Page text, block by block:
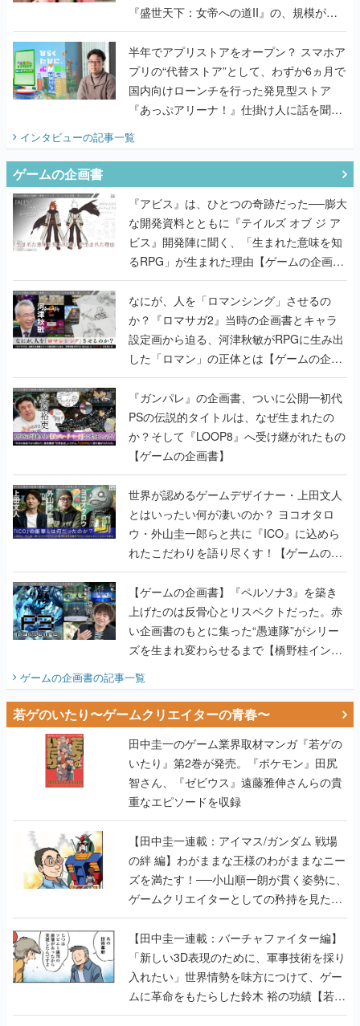
『盛世天下：女帝への道II』の、規模が違
うこだわりをプロデューサーに聞いた
半年でアプリストアをオープン？ スマホア
プリの“代替ストア”として、わずか6ヵ月で
国内向けローンチを行った発見型ストア
『あっぷアリーナ！』仕掛け人に話を聞い
てみた
インタビューの記事一覧
ゲームの企画書
『アビス』は、ひとつの奇跡だった──膨大
な開発資料とともに『テイルズ オブ ジ ア
ビス』開発陣に聞く、「生まれた意味を知
るRPG」が生まれた理由【ゲームの企画
書】
なにが、人を「ロマンシング」させるの
か？『ロマサガ2』当時の企画書とキャラ
設定画から迫る、河津秋敏がRPGに生み出
した「ロマン」の正体とは【ゲームの企画
書】
『ガンパレ』の企画書、ついに公開━初代
PSの伝説的タイトルは、なぜ生まれたの
か？そして『LOOP8』へ受け継がれたもの
【ゲームの企画書】
世界が認めるゲームデザイナー・上田文人
とはいったい何が凄いのか？ ヨコオタロ
ウ・外山圭一郎らと共に『ICO』に込めら
れたこだわりを語り尽くす！【ゲームの企
画書】
【ゲームの企画書】『ペルソナ3』を築き
上げたのは反骨心とリスペクトだった。赤
い企画書のもとに集った“愚連隊”がシリー
ズを生まれ変わらせるまで【橋野桂インタ
ビュー】
ゲームの企画書の記事一覧
若ゲのいたり〜ゲームクリエイターの青春〜
田中圭一のゲーム業界取材マンガ『若ゲの
いたり』第2巻が発売。『ポケモン』田尻
智さん、『ゼビウス』遠藤雅伸さんらの貴
重なエピソードを収録
【田中圭一連載：アイマス/ガンダム 戦場
の絆 編】わがままな王様のわがままなニー
ズを満たす！──小山順一朗が貫く姿勢に、
ゲームクリエイターとしての矜持を見た
【若ゲのいたり最終回】
【田中圭一連載：バーチャファイター編】
「新しい3D表現のために、軍事技術を採り
入れたい」世界情勢を味方につけて、ゲー
ムに革命をもたらした鈴木 裕の功績【若ゲ
のいたり】